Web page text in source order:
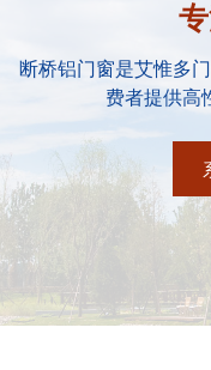
断桥铝门窗是艾惟多
费者提供高